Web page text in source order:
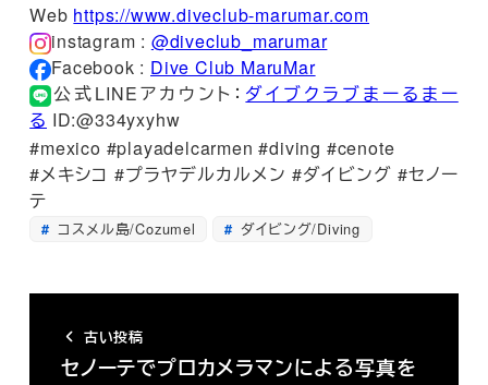
Web https://www.diveclub-marumar.com
instagram : @diveclub_marumar
Facebook : Dive Club MaruMar
公式LINEアカウント： ダイブクラブまーるまー
る ID:@334yxyhw
#mexico #playadelcarmen #diving #cenote
#メキシコ #プラヤデルカルメン #ダイビング #セノー
テ
コスメル島/Cozumel ダイビング/Diving
古い投稿
セノーテでプロカメラマンによる写真を